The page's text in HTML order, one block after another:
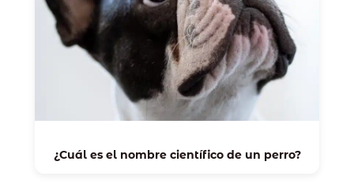
¿Cuál es el nombre científico de un perro?